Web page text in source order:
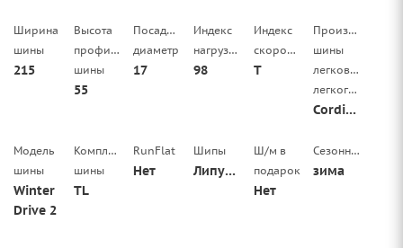
Ширина
шины
215
Высота
профиля
шины
55
Посадочный
диаметр
17
Индекс
нагрузки
98
Индекс
скорости
T
Производитель
шины
легковой/
легкогрузовой
Cordiant
Модель
шины
Winter
Drive 2
Комплектация
шины
TL
RunFlat
Нет
Шипы
Липучка
Ш/м в
подарок
Нет
Сезонность
зима